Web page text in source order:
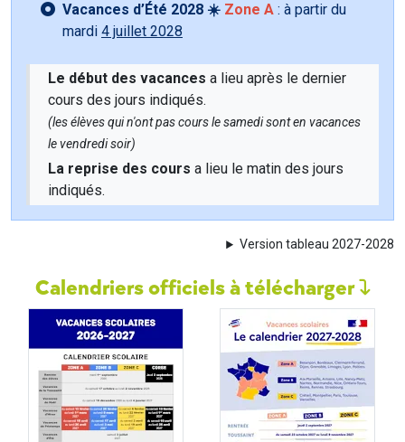
Vacances d’Été 2028 ☀️ Zone A : à partir du
mardi 4 juillet 2028
Le début des vacances a lieu après le dernier
cours des jours indiqués.
(les élèves qui n'ont pas cours le samedi sont en vacances
le vendredi soir)
La reprise des cours a lieu le matin des jours
indiqués.
Version tableau 2027-2028
Calendriers officiels à télécharger